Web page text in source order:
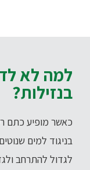
למה לא
בנזילות?
כאשר מופיע כתם
בניגוד למים
לגדול להתרחב